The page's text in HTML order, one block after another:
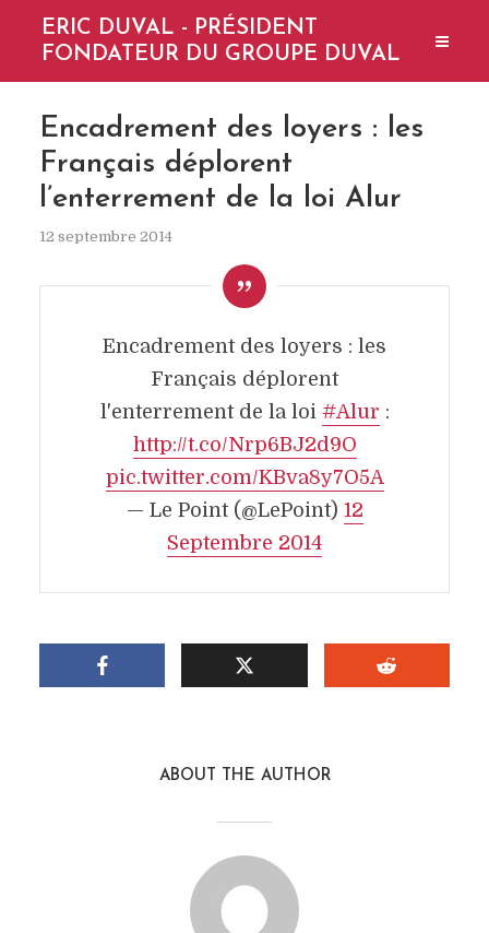
ERIC DUVAL - PRÉSIDENT
FONDATEUR DU GROUPE DUVAL
Encadrement des loyers : les
Français déplorent
l’enterrement de la loi Alur
12 septembre 2014
Encadrement des loyers : les
Français déplorent
l'enterrement de la loi #Alur :
http://t.co/Nrp6BJ2d9O
pic.twitter.com/KBva8y7O5A
— Le Point (@LePoint) 12
Septembre 2014
ABOUT THE AUTHOR